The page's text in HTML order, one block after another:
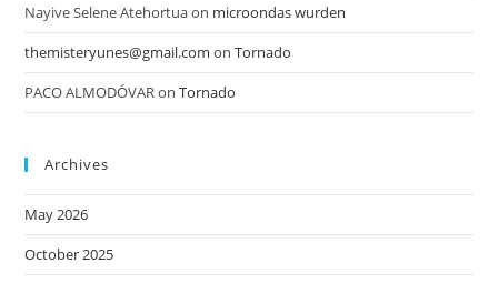
Nayive Selene Atehortuaon microondas wurden
themisteryunes@gmail.com onTornado
PACO ALMODÓVARonTornado
Archives
May 2026
October 2025